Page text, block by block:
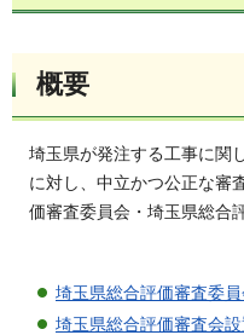
概要
埼玉県が発注する工事に関
に対し、中立かつ公正な審
価審査委員会・埼玉県総合
埼玉県総合評価審査委
埼玉県総合評価審査会設